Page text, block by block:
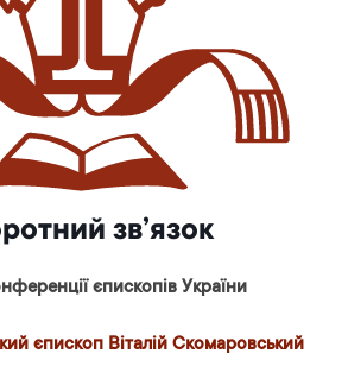
зв’язок
єпископів України
єпископ Віталій Скомаровський